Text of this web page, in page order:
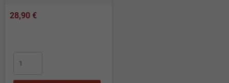
28,90 €